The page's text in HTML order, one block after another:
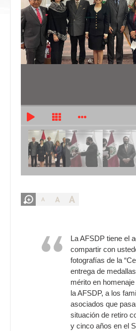
A A A
La AFSDP tiene el
compartir con
fotografías de la
entrega de
mérito en
la AFSDP, a los
asociados que
situación de retiro
y cinco años en el